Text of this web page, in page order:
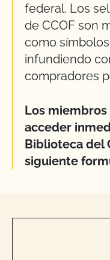
federal. Los
de CCOF son
como
infundiendo
compradores
Los miembros
acceder
Biblioteca del
siguiente